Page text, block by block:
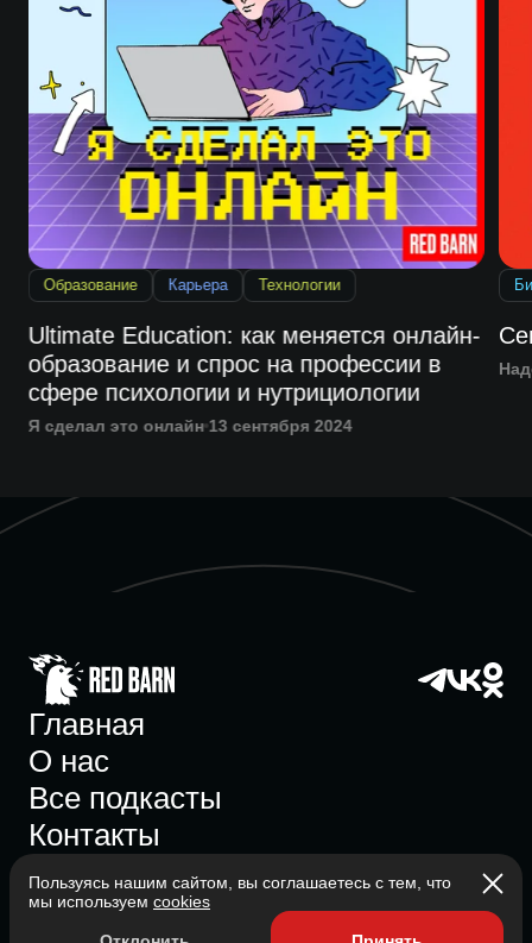
Образование Карьера Технологии
Ultimate Education: как меняется онлайн-
образование и спрос на профессии в
сфере психологии и нутрициологии
Я сделал это онлайн 13 сентября 2024
Главная
О нас
Все подкасты
Контакты
Пользуясь нашим сайтом, вы соглашаетесь с тем, что
мы используем cookies